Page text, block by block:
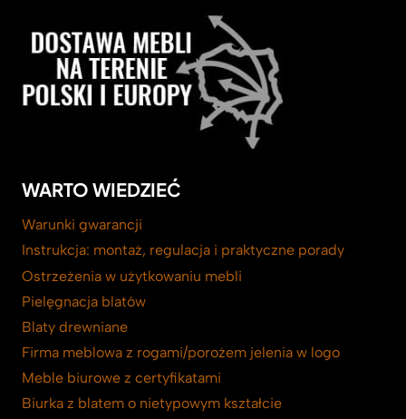
WARTO WIEDZIEĆ
Warunki gwarancji
Instrukcja: montaż, regulacja i praktyczne porady
Ostrzeżenia w użytkowaniu mebli
Pielęgnacja blatów
Blaty drewniane
Firma meblowa z rogami/porożem jelenia w logo
Meble biurowe z certyfikatami
Biurka z blatem o nietypowym kształcie